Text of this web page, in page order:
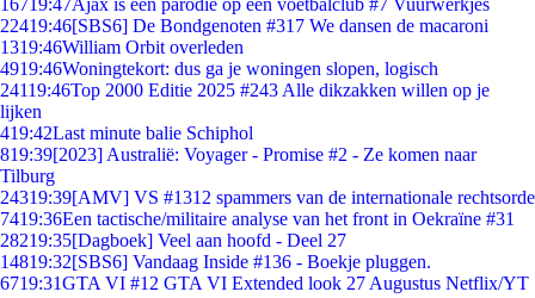
16719:47Ajax is een parodie op een voetbalclub #7 Vuurwerkjes
22419:46[SBS6] De Bondgenoten #317 We dansen de macaroni
1319:46William Orbit overleden
4919:46Woningtekort: dus ga je woningen slopen, logisch
24119:46Top 2000 Editie 2025 #243 Alle dikzakken willen op je
lijken
419:42Last minute balie Schiphol
819:39[2023] Australië: Voyager - Promise #2 - Ze komen naar
Tilburg
24319:39[AMV] VS #1312 spammers van de internationale rechtsorde
7419:36Een tactische/militaire analyse van het front in Oekraïne #31
28219:35[Dagboek] Veel aan hoofd - Deel 27
14819:32[SBS6] Vandaag Inside #136 - Boekje pluggen.
6719:31GTA VI #12 GTA VI Extended look 27 Augustus Netflix/YT